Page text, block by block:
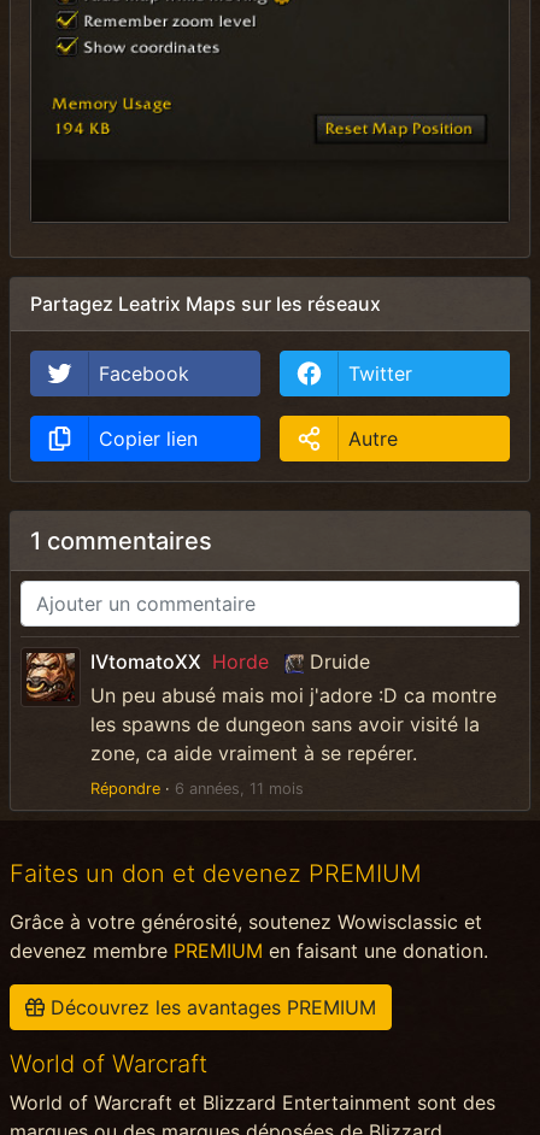
Partagez Leatrix Maps sur les réseaux
Facebook Twitter
Copier lien Autre
1 commentaires
IVtomatoXX Horde
Druide
Un peu abusé mais moi j'adore :D ca montre
les spawns de dungeon sans avoir visité la
zone, ca aide vraiment à se repérer.
Répondre · 6 années, 11 mois
Faites un don et devenez PREMIUM
Grâce à votre générosité, soutenez Wowisclassic et
devenez membre PREMIUM en faisant une donation.
Découvrez les avantages PREMIUM
World of Warcraft
World of Warcraft et Blizzard Entertainment sont des